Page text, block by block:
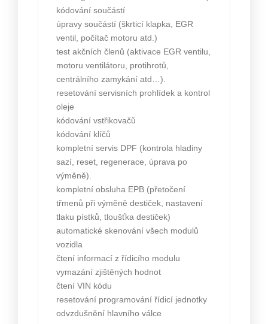
kódování součástí
úpravy součástí (škrticí klapka, EGR
ventil, počítač motoru atd.)
test akčních členů (aktivace EGR ventilu,
motoru ventilátoru, protihrotů,
centrálního zamykání atd…).
resetování servisních prohlídek a kontrol
oleje
kódování vstřikovačů
kódování klíčů
kompletní servis DPF (kontrola hladiny
sazí, reset, regenerace, úprava po
výměně).
kompletní obsluha EPB (přetočení
třmenů při výměně destiček, nastavení
tlaku pístků, tloušťka destiček)
automatické skenování všech modulů
vozidla
čtení informací z řídicího modulu
vymazání zjištěných hodnot
čtení VIN kódu
resetování programování řídicí jednotky
odvzdušnění hlavního válce